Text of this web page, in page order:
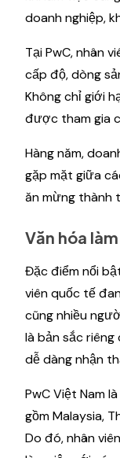
doanh nghiệp,
Tại PwC, nhân
cấp độ, dòng
Không chỉ giới
được tham gia
Hàng năm,
gặp mặt giữa
ăn mừng thành
Văn hóa
Đặc điểm nổi
viên quốc tế
cũng nhiều
là bản sắc
dễ dàng nhận
PwC Việt Nam
gồm Malaysia,
Do đó, nhân